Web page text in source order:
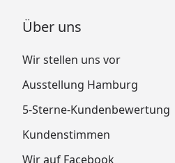
Über uns
Wir stellen uns vor
Ausstellung Hamburg
5-Sterne-Kundenbewertung
Kundenstimmen
Wir auf Facebook